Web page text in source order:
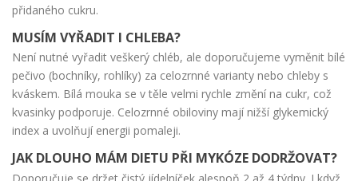
přidaného cukru.
MUSÍM VYŘADIT I CHLEBA?
Není nutné vyřadit veškerý chléb, ale doporučujeme vyměnit bílé
pečivo (bochníky, rohlíky) za celozrnné varianty nebo chleby s
kváskem. Bílá mouka se v těle velmi rychle změní na cukr, což
kvasinky podporuje. Celozrnné obiloviny mají nižší glykemický
index a uvolňují energii pomaleji.
JAK DLOUHO MÁM DIETU PŘI MYKÓZE DODRŽOVAT?